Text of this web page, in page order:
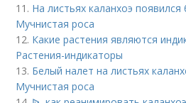
11. На листьях каланхоэ появился
Мучнистая роса
12. Какие растения являются
Растения-индикаторы
13. Белый налет на листьях
Мучнистая роса